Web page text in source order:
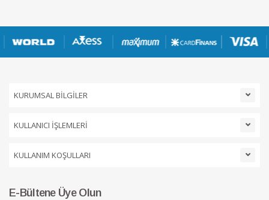
KURUMSAL BİLGİLER
KULLANICI İŞLEMLERİ
KULLANIM KOŞULLARI
E-Bültene Üye Olun